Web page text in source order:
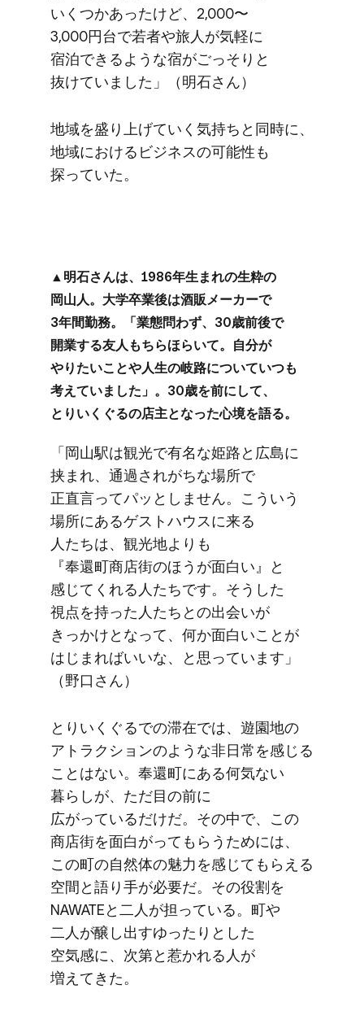
いくつか​あったけど、​2,000〜
3,000円台で​若者や​旅人が​気軽に​
宿泊できるような​宿が​ごっそりと​
抜けていました」​（明石さん）
地域を​盛り上げていく​気持ちと​同時に、​
地域に​おける​ビジネスの​可能性も​
探っていた。
▲明石さんは、​1986年生まれの​生粋の​
岡山人。​大学卒業後は​酒販メーカーで​
3年間勤務。​「業態問わず、​30歳前後で​
開業する​友人も​ちら​ほらいて。​自分が​
やりたい​ことや​人生の​岐路に​ついていつも​
考えていました」。​30歳を​前に​して、​
とりいく​ぐるの​店主と​なった​心境を​語る。
「岡山駅は​観光で​有名な​姫路と​広島に​
挟まれ、​通過されがちな​場所で​
正直言って​パッとしません。​こういう​
場所に​ある​ゲストハウスに​来る​
人たちは、​観光地よりも​
『奉還町商店街の​ほうが​面白い』と​
感じてくれる​人たちです。​そうした​
視点を​持った​人たちとの​出会いが​
きっかけと​なって、​何か​面​白い​ことが​
はじまれば​いいな、と​思っています」​
（野口さん）
とりいく​ぐるでの​滞在では、​遊園地の​
アトラクションのような​非日常を​感じる​
ことはない。​奉還町に​ある​何気ない​
暮らしが、​ただ目の前に​
広がっているだけだ。​その​中で、​この​
商店街を​面白がって​もらう​ためには、​
この​町の​自然体の​魅力を​感じて​もらえる​
空間と​語り手が​必要だ。​その​役割を​
NAWATEと​二人が​担っている。​町や​
二人が​醸し出すゆったりと​した​
空気感に、​次第と​惹かれる​人が​
増えてきた。